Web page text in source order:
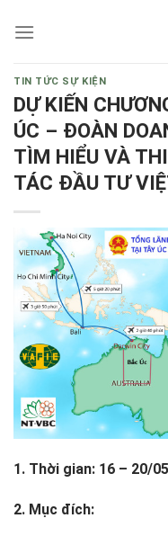
TIN TỨC SỰ KIỆN
DỰ KIẾN
ÚC – ĐOÀN
TÌM HIỂU VÀ
TÁC ĐẦU TƯ
1. Thời gian: 16 – 20/
2. Mục đích: